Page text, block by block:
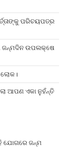
ପରିଚୟପତ୍ର
ଜନ୍ମଦିନ ଉପଲକ୍ଷେ
ଲୋକ।
ଆପଣ ଏକା ନୁହଁନ୍ତି
ଯୋଗରେ ଜନ୍ମ